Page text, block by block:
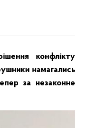
конфлікту
намагались
за незаконне